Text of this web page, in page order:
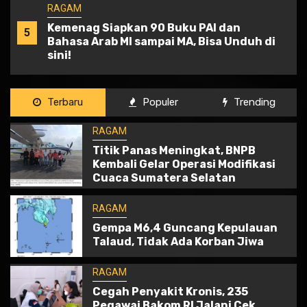
RAGAM
Titik Panas Meningkat, BNPB Kembali
Gelar Operasi Modifikasi Cuaca
Sumatera Selatan
2
RAGAM
Gempa M6,4 Guncang Kepulauan Talaud,
Tidak Ada Korban Jiwa
3
RAGAM
Cegah Penyakit Kronis, 235 Pegawai
Bakom RI Jalani Cek Kesehatan Gratis
RAGAM
Kemenkes Perkuat Tindak Lanjut Cek
Kesehatan Gratis Usai Tembus 73,8 Juta
Peserta
Terbaru Populer Trending
RAGAM
Titik Panas Meningkat, BNPB
Kembali Gelar Operasi Modifikasi
Cuaca Sumatera Selatan
RAGAM
Gempa M6,4 Guncang Kepulauan
Talaud, Tidak Ada Korban Jiwa
RAGAM
Cegah Penyakit Kronis, 235